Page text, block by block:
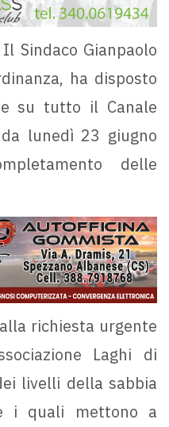
Il Sindaco Gianpaolo
ha disposto
su tutto il Canale
lunedì 23 giugno
delle
richiesta urgente
Laghi di
livelli della sabbia
i quali mettono a